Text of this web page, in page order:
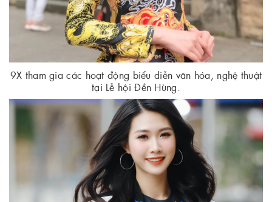
9X tham gia các hoạt động biểu diễn văn hóa, nghệ thuật
tại Lễ hội Đền Hùng.